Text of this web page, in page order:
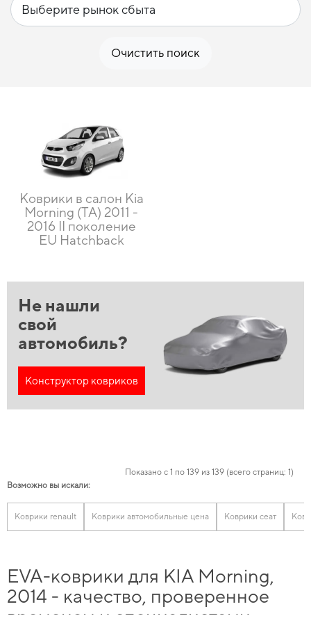
Очистить поиск
Коврики в салон Kia
Morning (TA) 2011 -
2016 II поколение
EU Hatchback
Не нашли
свой
автомобиль?
Конструктор ковриков
Показано с 1 по 139 из 139 (всего страниц: 1)
Возможно вы искали:
Коврики renault Коврики автомобильные цена Коврики сеат
EVA-коврики для KIA Morning,
2014 - качество, проверенное